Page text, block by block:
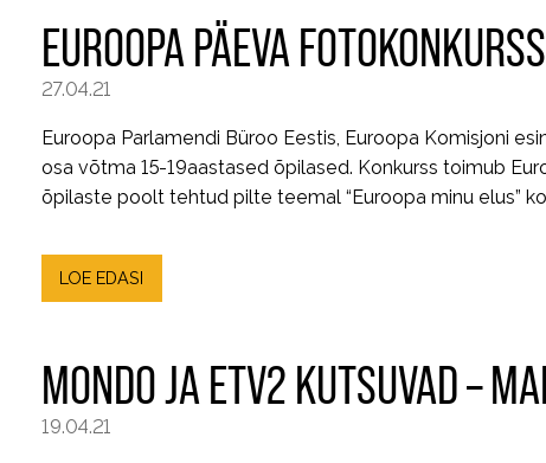
EUROOPA PÄEVA
27.04.21
Euroopa Parlamendi Büroo Eestis, Euroopa Komisjoni
osa võtma 15-19aastased õpilased. Konkurss toimub
õpilaste poolt tehtud pilte teemal “Euroopa minu elus”
LOE EDASI
MONDO JA ETV2 KUTSUVAD –
19.04.21